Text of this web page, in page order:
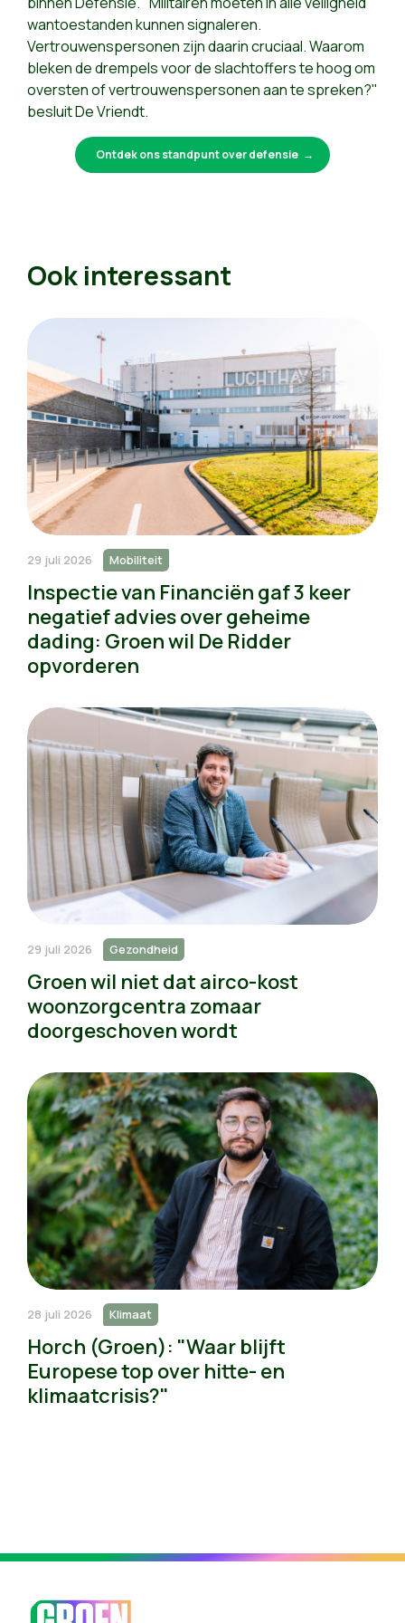
wantoestanden kunnen signaleren.
Vertrouwenspersonen zijn daarin cruciaal. Waarom
bleken de drempels voor de slachtoffers te hoog om
oversten of vertrouwenspersonen aan te spreken?"
besluit De Vriendt.
Ontdek ons standpunt over defensie
Ook interessant
29 juli 2026 Mobiliteit
Inspectie van Financiën gaf 3 keer
negatief advies over geheime
dading: Groen wil De Ridder
opvorderen
29 juli 2026 Gezondheid
Groen wil niet dat airco-kost
woonzorgcentra zomaar
doorgeschoven wordt
28 juli 2026 Klimaat
Horch (Groen): "Waar blijft
Europese top over hitte- en
klimaatcrisis?"